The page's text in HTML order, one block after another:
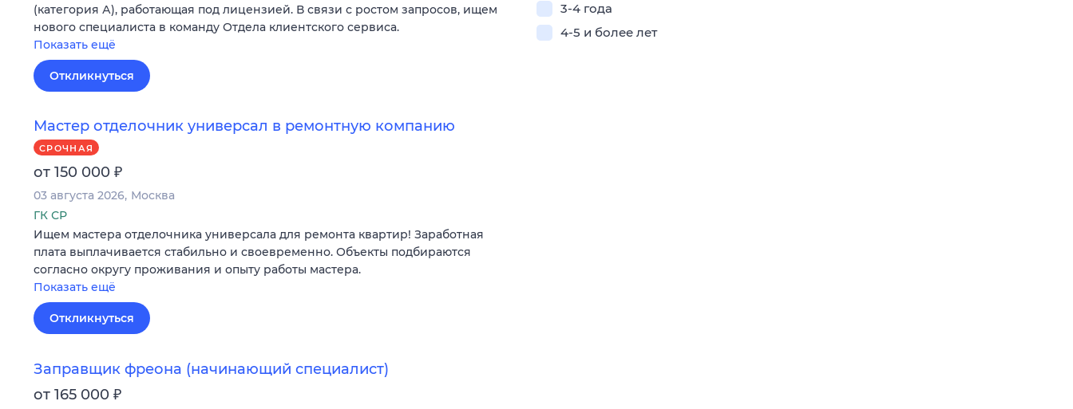
(категория А), работающая под лицензией. В связи с ростом запросов, ищем
нового специалиста в команду Отдела клиентского сервиса.
Показать ещё
Откликнуться
Мастер отделочник универсал в ремонтную компанию
СРОЧНАЯ
от 150 000 ₽
03 августа 2026 Москва
ГК СР
Ищем мастера отделочника универсала для ремонта квартир! Заработная
плата выплачивается стабильно и своевременно. Объекты подбираются
согласно округу проживания и опыту работы мастера.
Показать ещё
Откликнуться
Заправщик фреона (начинающий специалист)
от 165 000 ₽
3-4 года
4-5 и более лет